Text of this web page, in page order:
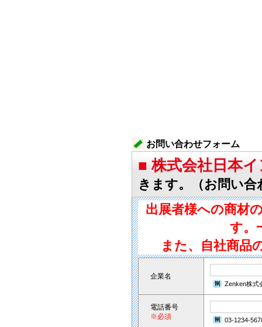
お問い合わせフォーム
■ 株式会社日本
きます。（お問い合
出展者様への商材
す。
また、自社商品
企業名
Zenken株式
電話番号
※必須
03-1234-